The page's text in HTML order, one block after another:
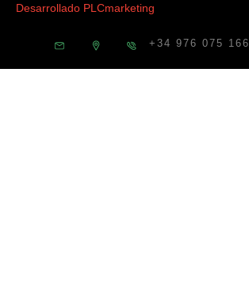
Desarrollado PLCmarketing
+34 976 075 166